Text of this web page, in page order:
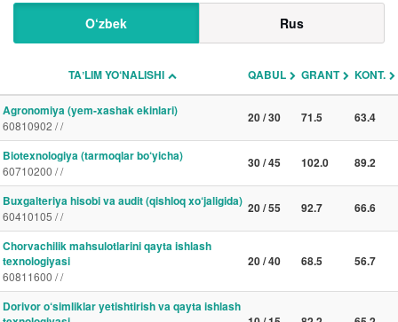
O‘zbek
Rus
TAʼLIM YO‘NALISHI QABUL GRANT KONT.
Agronomiya (yem-xashak ekinlari)
60810902 / /
20 / 30 71.5 63.4
Biotexnologiya (tarmoqlar bo‘yicha)
60710200 / /
30 / 45 102.0 89.2
Buxgalteriya hisobi va audit (qishloq xo‘jaligida)
60410105 / /
20 / 55 92.7 66.6
Chorvachilik mahsulotlarini qayta ishlash
texnologiyasi
60811600 / /
20 / 40 68.5 56.7
Dorivor o‘simliklar yetishtirish va qayta ishlash